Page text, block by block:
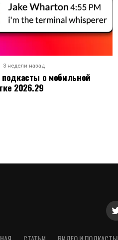
3 недели назад
о мобильной
2026.29